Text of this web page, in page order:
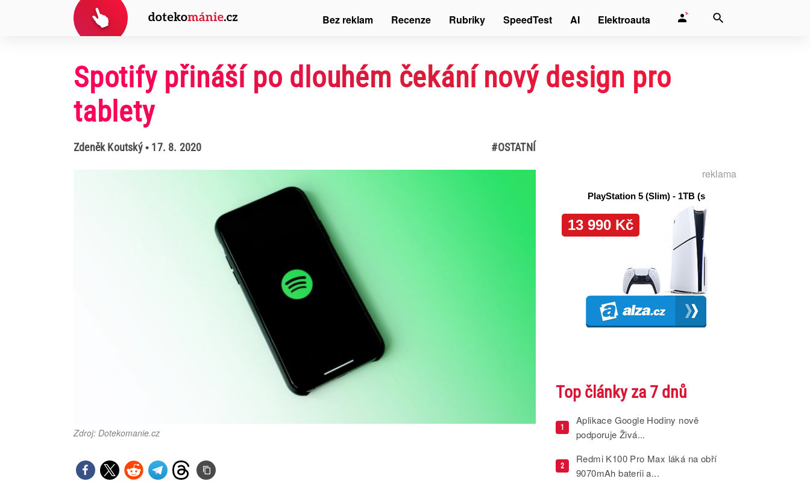
Spotify přináší po dlouhém čekání nový design pro
tablety
Zdeněk Koutský• 17. 8. 2020 #OSTATNÍ
Zdroj: Dotekomanie.cz
reklama
Top články za 7 dnů
1
Aplikace Google Hodiny nově
podporuje Živá...
2
Redmi K100 Pro Max láká na obří
9070mAh baterii a...
Bez reklam Recenze Rubriky SpeedTest AI Elektroauta